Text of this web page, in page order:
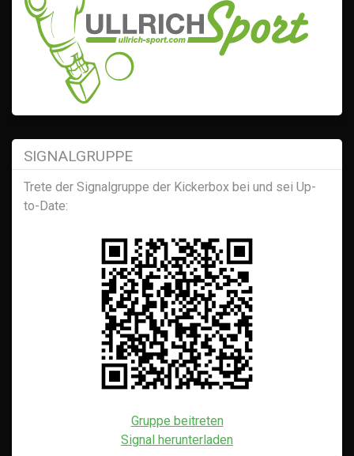
SIGNALGRUPPE
Trete der Signalgruppe der Kickerbox bei und sei Up-
to-Date:
Gruppe beitreten
Signal herunterladen